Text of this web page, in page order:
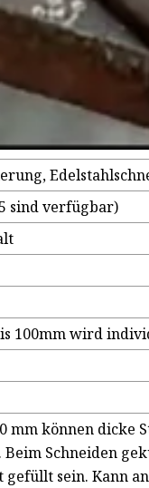
sind verfügbar)
100mm wird
mm können dicke
Schneiden
sein. Kann